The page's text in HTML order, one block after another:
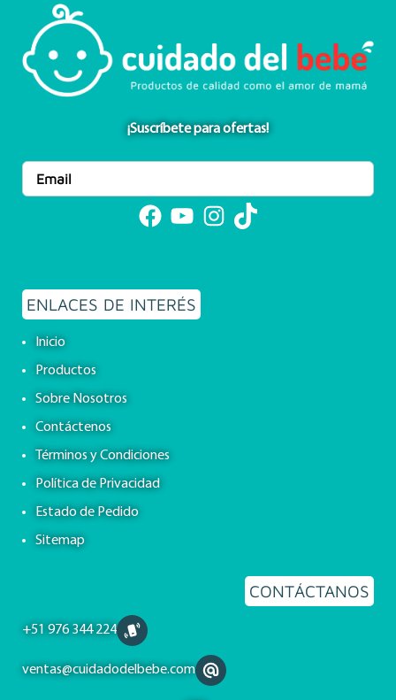
¡Suscríbete para ofertas!
Facebook
YouTube
Instagram
TikTok
ENLACES DE INTERÉS
Inicio
Productos
Sobre Nosotros
Contáctenos
Términos y Condiciones
Política de Privacidad
Estado de Pedido
Sitemap
CONTÁCTANOS
+51 976 344 224
ventas@cuidadodelbebe.com